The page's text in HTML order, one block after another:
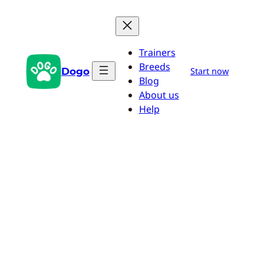
Dogo
Trainers
Breeds
Blog
About us
Help
Start now